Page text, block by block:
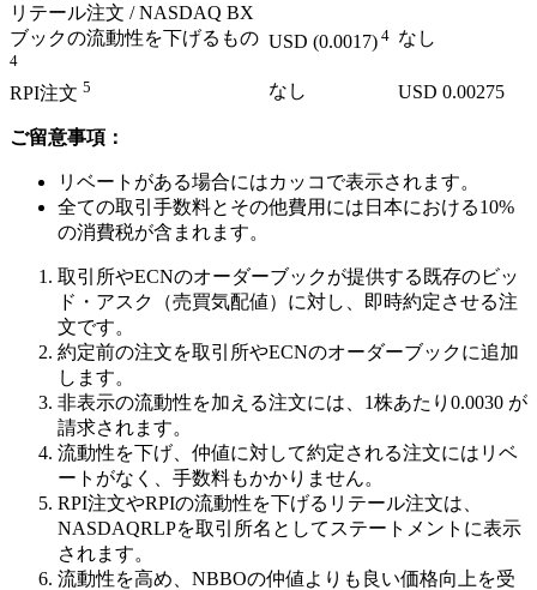
リテール注文 / NASDAQ BX
ブックの流動性を下げるもの
4
USD (0.0017) 4 なし
RPI注文 5 なし USD 0.00275
ご留意事項：
リベートがある場合にはカッコで表示されます。
全ての取引手数料とその他費用には日本における10%
の消費税が含まれます。
取引所やECNのオーダーブックが提供する既存のビッ
ド・アスク（売買気配値）に対し、即時約定させる注
文です。
約定前の注文を取引所やECNのオーダーブックに追加
します。
非表示の流動性を加える注文には、1株あたり0.0030 が
請求されます。
流動性を下げ、仲値に対して約定される注文にはリベ
ートがなく、手数料もかかりません。
RPI注文やRPIの流動性を下げるリテール注文は、
NASDAQRLPを取引所名としてステートメントに表示
されます。
流動性を高め、NBBOの仲値よりも良い価格向上を受